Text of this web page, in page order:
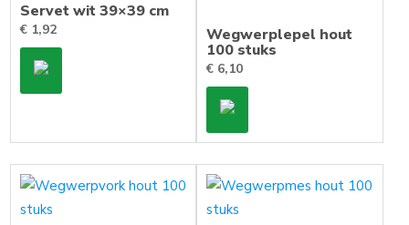
Servet wit 39×39 cm
€ 1,92 Wegwerplepel hout
100 stuks
€ 6,10